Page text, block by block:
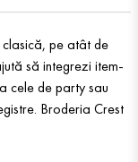
pe atât de
să integrezi item-
cele de party sau
Broderia Crest